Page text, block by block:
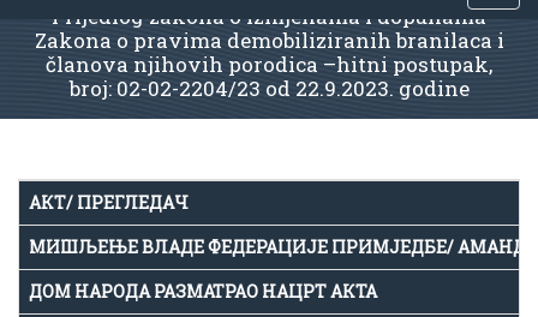
Prijedlog zakona o izmjenama i dopunama
Zakona o pravima demobiliziranih branilaca i
članova njihovih porodica –hitni postupak,
broj: 02-02-2204/23 od 22.9.2023. godine
АКТ/ ПРЕГЛЕДАЧ
МИШЉЕЊЕ ВЛАДЕ ФЕДЕРАЦИЈЕ ПРИМЈЕДБЕ/
ДОМ НАРОДА РАЗМАТРАО НАЦРТ АКТА